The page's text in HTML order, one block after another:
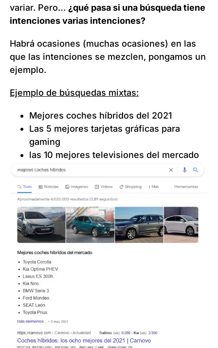
variar. Pero… ¿qué pasa si una búsqueda tiene
intenciones varias intenciones?
Habrá ocasiones (muchas ocasiones) en las
que las intenciones se mezclen, pongamos un
ejemplo.
Ejemplo de búsquedas mixtas:
Mejores coches híbridos del 2021
Las 5 mejores tarjetas gráficas para
gaming
las 10 mejores televisiones del mercado